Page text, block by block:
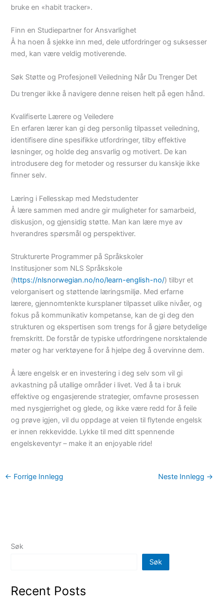
bruke en «habit tracker».
Finn en Studiepartner for Ansvarlighet
Å ha noen å sjekke inn med, dele utfordringer og suksesser
med, kan være veldig motiverende.
Søk Støtte og Profesjonell Veiledning Når Du Trenger Det
Du trenger ikke å navigere denne reisen helt på egen hånd.
Kvalifiserte Lærere og Veiledere
En erfaren lærer kan gi deg personlig tilpasset veiledning,
identifisere dine spesifikke utfordringer, tilby effektive
løsninger, og holde deg ansvarlig og motivert. De kan
introdusere deg for metoder og ressurser du kanskje ikke
finner selv.
Læring i Fellesskap med Medstudenter
Å lære sammen med andre gir muligheter for samarbeid,
diskusjon, og gjensidig støtte. Man kan lære mye av
hverandres spørsmål og perspektiver.
Strukturerte Programmer på Språkskoler
Institusjoner som NLS Språkskole
(https://nlsnorwegian.no/no/learn-english-no/) tilbyr et
velorganisert og støttende læringsmiljø. Med erfarne
lærere, gjennomtenkte kursplaner tilpasset ulike nivåer, og
fokus på kommunikativ kompetanse, kan de gi deg den
strukturen og ekspertisen som trengs for å gjøre betydelige
fremskritt. De forstår de typiske utfordringene norsktalende
møter og har verktøyene for å hjelpe deg å overvinne dem.
Å lære engelsk er en investering i deg selv som vil gi
avkastning på utallige områder i livet. Ved å ta i bruk
effektive og engasjerende strategier, omfavne prosessen
med nysgjerrighet og glede, og ikke være redd for å feile
og prøve igjen, vil du oppdage at veien til flytende engelsk
er innen rekkevidde. Lykke til med ditt spennende
engelskeventyr – make it an enjoyable ride!
← Forrige Innlegg Neste Innlegg →
Søk
Søk
Recent Posts